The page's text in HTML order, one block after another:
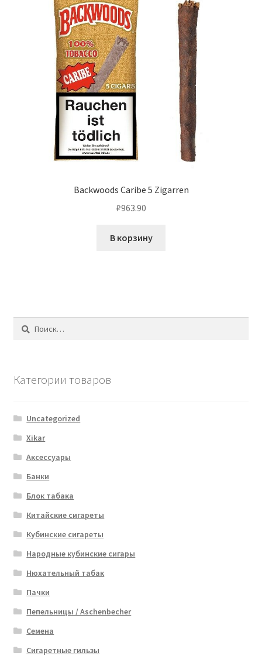
Backwoods Caribe 5 Zigarren
₽963.90
В корзину
Найти:
Категории товаров
Uncategorized
Xikar
Аксессуары
Банки
Блок табака
Китайские сигареты
Кубинские сигареты
Народные кубинские сигары
Нюхательный табак
Пачки
Пепельницы / Aschenbecher
Семена
Сигаретные гильзы